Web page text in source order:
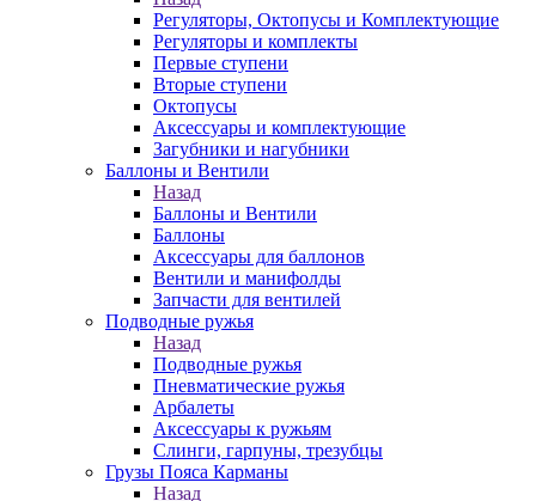
Регуляторы, Октопусы и Комплектующие
Регуляторы и комплекты
Первые ступени
Вторые ступени
Октопусы
Аксессуары и комплектующие
Загубники и нагубники
Баллоны и Вентили
Назад
Баллоны и Вентили
Баллоны
Аксессуары для баллонов
Вентили и манифолды
Запчасти для вентилей
Подводные ружья
Назад
Подводные ружья
Пневматические ружья
Арбалеты
Аксессуары к ружьям
Слинги, гарпуны, трезубцы
Грузы Пояса Карманы
Назад